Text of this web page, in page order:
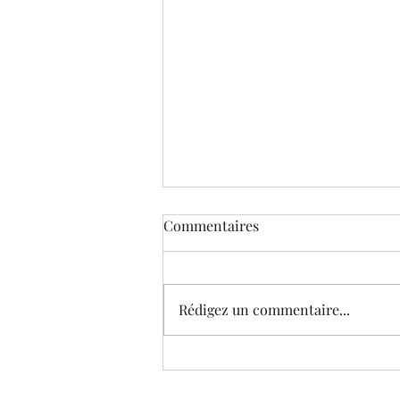
Commentaires
Rédigez un commentaire...